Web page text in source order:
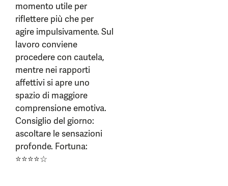
momento utile per
riflettere più che per
agire impulsivamente. Sul
lavoro conviene
procedere con cautela,
mentre nei rapporti
affettivi si apre uno
spazio di maggiore
comprensione emotiva.
Consiglio del giorno:
ascoltare le sensazioni
profonde. Fortuna:
⭐⭐⭐⭐☆